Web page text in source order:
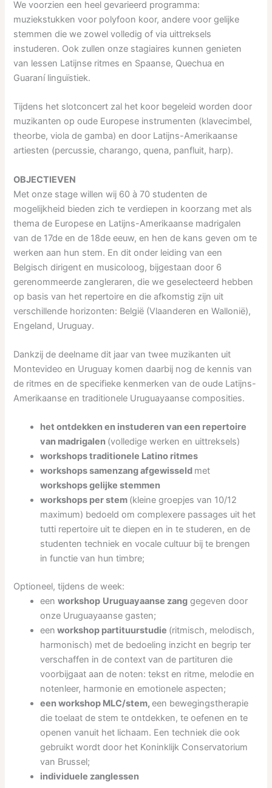
We voorzien een heel gevarieerd programma:
muziekstukken voor polyfoon koor, andere voor gelijke
stemmen die we zowel volledig of via uittreksels
instuderen. Ook zullen onze stagiaires kunnen genieten
van lessen Latijnse ritmes en Spaanse, Quechua en
Guaraní linguïstiek.
Tijdens het slotconcert zal het koor begeleid worden door
muzikanten op oude Europese instrumenten (klavecimbel,
theorbe, viola de gamba) en door Latijns-Amerikaanse
artiesten (percussie, charango, quena, panfluit, harp).
OBJECTIEVEN
Met onze stage willen wij 60 à 70 studenten de
mogelijkheid bieden zich te verdiepen in koorzang met als
thema de Europese en Latijns-Amerikaanse madrigalen
van de 17de en de 18de eeuw, en hen de kans geven om te
werken aan hun stem. En dit onder leiding van een
Belgisch dirigent en musicoloog, bijgestaan door 6
gerenommeerde zangleraren, die we geselecteerd hebben
op basis van het repertoire en die afkomstig zijn uit
verschillende horizonten: België (Vlaanderen en Wallonië),
Engeland, Uruguay.
Dankzij de deelname dit jaar van twee muzikanten uit
Montevideo en Uruguay komen daarbij nog de kennis van
de ritmes en de specifieke kenmerken van de oude Latijns-
Amerikaanse en traditionele Uruguayaanse composities.
hetontdekken en instuderen van een repertoire
van madrigalen (volledige werken en uittreksels)
workshops traditionele Latino ritmes
workshops samenzang afgewisseld met
workshops gelijke stemmen
workshops per stem (kleine groepjes van 10/12
maximum) bedoeld om complexere passages uit het
tutti repertoire uit te diepen en in te studeren, en de
studenten techniek en vocale cultuur bij te brengen
in functie van hun timbre;
Optioneel, tijdens de week:
eenworkshop Uruguayaanse zang gegeven door
onze Uruguayaanse gasten;
een workshop partituurstudie (ritmisch, melodisch,
harmonisch) met de bedoeling inzicht en begrip ter
verschaffen in de context van de partituren die
voorbijgaat aan de noten: tekst en ritme, melodie en
notenleer, harmonie en emotionele aspecten;
een workshop MLC/stem,een bewegingstherapie
die toelaat de stem te ontdekken, te oefenen en te
openen vanuit het lichaam. Een techniek die ook
gebruikt wordt door het Koninklijk Conservatorium
van Brussel;
individuele zanglessen